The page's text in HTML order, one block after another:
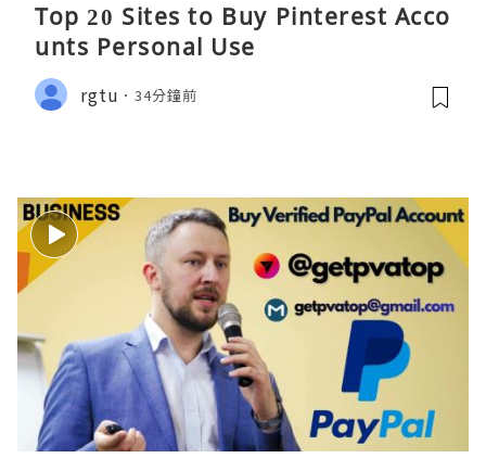
Top 20 Sites to Buy Pinterest Acco
unts Personal Use
rgtu 34分鐘前